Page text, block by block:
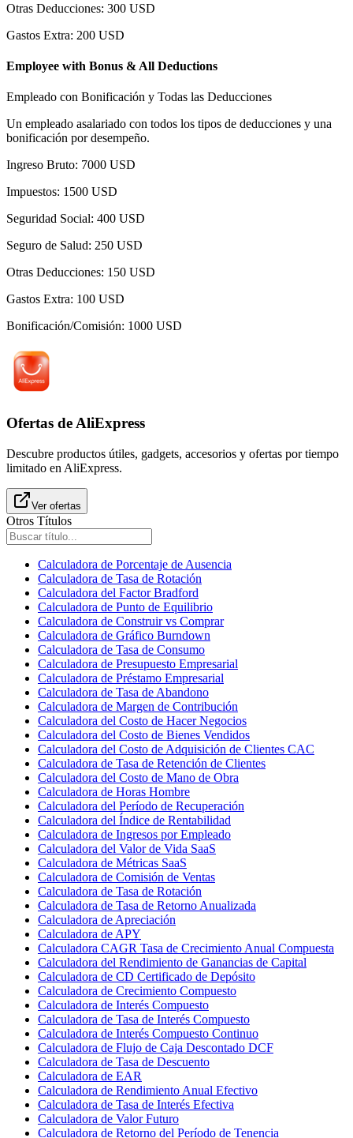
Otras Deducciones: 300 USD
Gastos Extra: 200 USD
Employee with Bonus & All Deductions
Empleado con Bonificación y Todas las Deducciones
Un empleado asalariado con todos los tipos de deducciones y una
bonificación por desempeño.
Ingreso Bruto: 7000 USD
Impuestos: 1500 USD
Seguridad Social: 400 USD
Seguro de Salud: 250 USD
Otras Deducciones: 150 USD
Gastos Extra: 100 USD
Bonificación/Comisión: 1000 USD
Ofertas de AliExpress
Descubre productos útiles, gadgets, accesorios y ofertas por tiempo
limitado en AliExpress.
Ver ofertas
Otros Títulos
Calculadora de Porcentaje de Ausencia
Calculadora de Tasa de Rotación
Calculadora del Factor Bradford
Calculadora de Punto de Equilibrio
Calculadora de Construir vs Comprar
Calculadora de Gráfico Burndown
Calculadora de Tasa de Consumo
Calculadora de Presupuesto Empresarial
Calculadora de Préstamo Empresarial
Calculadora de Tasa de Abandono
Calculadora de Margen de Contribución
Calculadora del Costo de Hacer Negocios
Calculadora del Costo de Bienes Vendidos
Calculadora del Costo de Adquisición de Clientes CAC
Calculadora de Tasa de Retención de Clientes
Calculadora del Costo de Mano de Obra
Calculadora de Horas Hombre
Calculadora del Período de Recuperación
Calculadora del Índice de Rentabilidad
Calculadora de Ingresos por Empleado
Calculadora del Valor de Vida SaaS
Calculadora de Métricas SaaS
Calculadora de Comisión de Ventas
Calculadora de Tasa de Rotación
Calculadora de Tasa de Retorno Anualizada
Calculadora de Apreciación
Calculadora de APY
Calculadora CAGR Tasa de Crecimiento Anual Compuesta
Calculadora del Rendimiento de Ganancias de Capital
Calculadora de CD Certificado de Depósito
Calculadora de Crecimiento Compuesto
Calculadora de Interés Compuesto
Calculadora de Tasa de Interés Compuesto
Calculadora de Interés Compuesto Continuo
Calculadora de Flujo de Caja Descontado DCF
Calculadora de Tasa de Descuento
Calculadora de EAR
Calculadora de Rendimiento Anual Efectivo
Calculadora de Tasa de Interés Efectiva
Calculadora de Valor Futuro
Calculadora de Retorno del Período de Tenencia